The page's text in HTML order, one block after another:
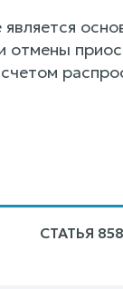
СТАТЬЯ 858